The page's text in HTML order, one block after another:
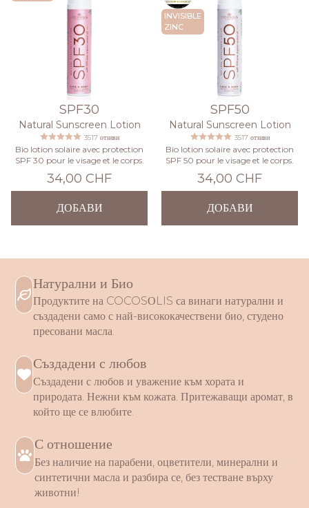
SPF30
Natural Sunscreen Lotion
3517 отзиви
Bio lotion solaire avec protection
SPF 30 pour le visage et le corps.
34,00 CHF
ДОБАВИ
INVISIBLE
ZINC
SPF50
Natural Sunscreen Lotion
3517 отзиви
Bio lotion solaire avec protection
SPF 50 pour le visage et le corps.
34,00 CHF
ДОБАВИ
Натурални и Био
Продуктите на COCOSОLIS са винаги натурални и
създадени само с най-висококачествени био, студено
пресовани масла.
Създадени с любов
Създадени с любов и уважение към хората и
природата. Нежни към кожата. Притежаващи аромат, в
който ще се влюбите.
С отношение
Без наличие на парабени, оцветители, минерални и
синтетични масла и разбира се, без тестване върху
животни!